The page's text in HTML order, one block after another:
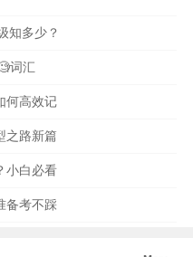
知多少？
词汇
何高效记
之路新篇
小白必看
备考不踩